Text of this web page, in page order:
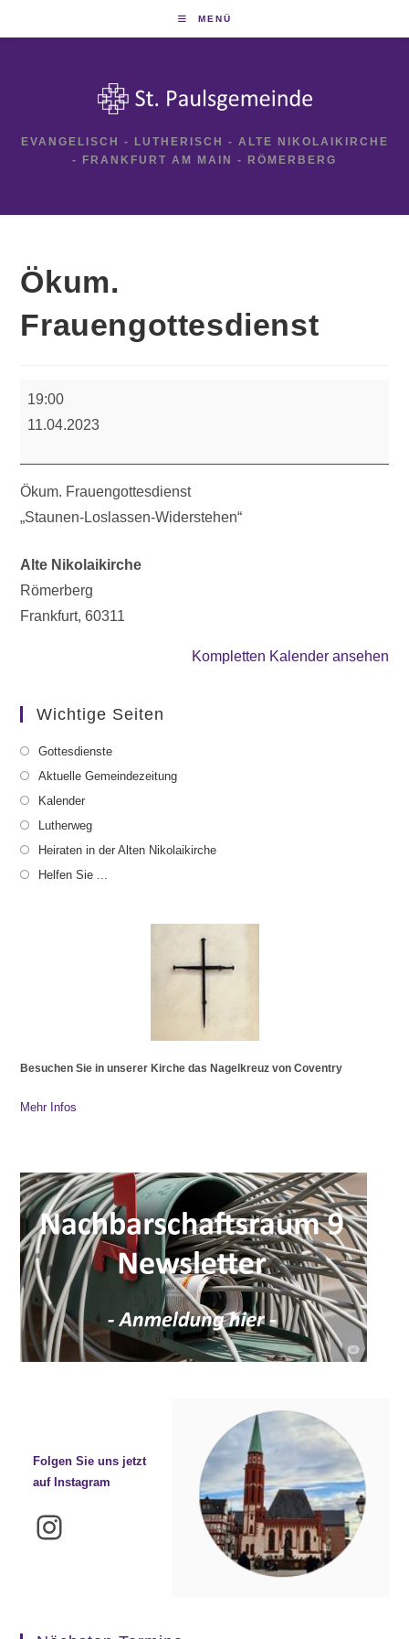
MENÜ
EVANGELISCH - LUTHERISCH - ALTE NIKOLAIKIRCHE
- FRANKFURT AM MAIN - RÖMERBERG
Ökum.
Frauengottesdienst
19:00
11.04.2023
Ökum. Frauengottesdienst
„Staunen-Loslassen-Widerstehen“
Alte Nikolaikirche
Römerberg
Frankfurt,60311
Kompletten Kalender ansehen
Wichtige Seiten
Gottesdienste
Aktuelle Gemeindezeitung
Kalender
Lutherweg
Heiraten in der Alten Nikolaikirche
Helfen Sie ...
Besuchen Sie in unserer Kirche das Nagelkreuz von Coventry
Mehr Infos
Folgen Sie uns jetzt
auf Instagram
Instagram